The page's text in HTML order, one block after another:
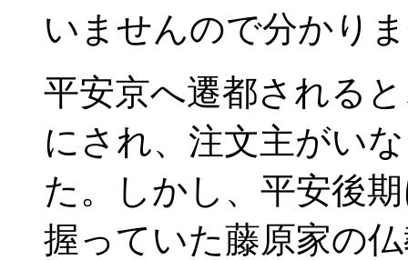
いませんので分かり
平安京へ遷都される
にされ、注文主がい
た。しかし、平安後
握っていた藤原家の